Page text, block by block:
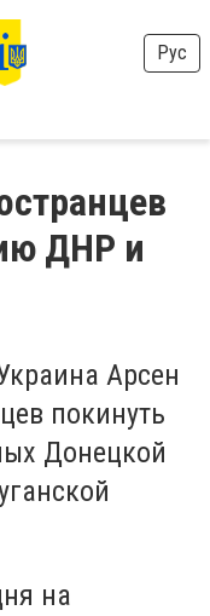
Рус
ДНР и
Арсен
покинуть
Донецкой
на